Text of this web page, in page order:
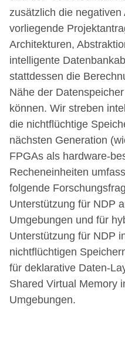
zusätzlich die
vorliegende
Architekturen,
intelligente
stattdessen die
Nähe der
können. Wir streben
die nichtflüchtige
nächsten Generation
FPGAs als hardware-
Recheneinheiten
folgende
Unterstützung für NDP
Umgebungen und für
Unterstützung für NDP
nichtflüchtigen
für deklarative Daten-
Shared Virtual Memory
Umgebungen.